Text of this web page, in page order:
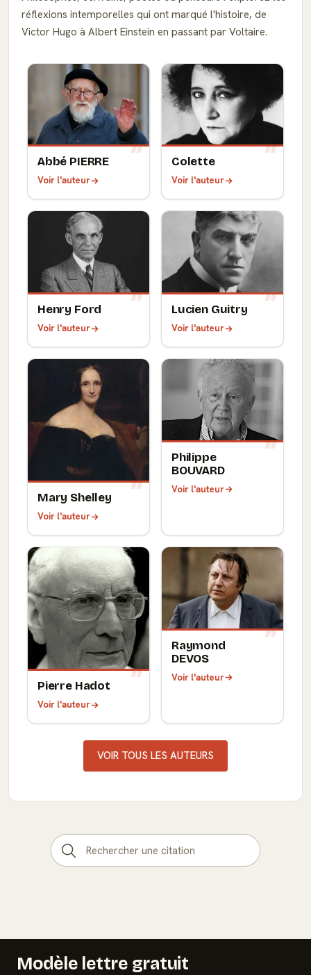
réflexions intemporelles qui ont marqué l'histoire, de
Victor Hugo à Albert Einstein en passant par Voltaire.
Abbé PIERRE
Voir l'auteur
Colette
Voir l'auteur
Henry Ford
Voir l'auteur
Lucien Guitry
Voir l'auteur
Mary Shelley
Voir l'auteur
Philippe
BOUVARD
Voir l'auteur
Pierre Hadot
Voir l'auteur
Raymond
DEVOS
Voir l'auteur
VOIR TOUS LES AUTEURS
Modèle lettre gratuit